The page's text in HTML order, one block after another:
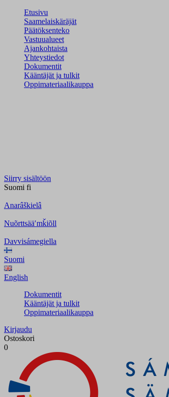
Etusivu
Saamelaiskäräjät
Päätöksenteko
Vastuualueet
Ajankohtaista
Yhteystiedot
Dokumentit
Kääntäjät ja tulkit
Oppimateriaalikauppa
Siirry sisältöön
Suomi fi
Anarâškielâ
Nuõrttsääʹmǩiõll
Davvisámegiella
Suomi
English
Dokumentit
Kääntäjät ja tulkit
Oppimateriaalikauppa
Kirjaudu
Ostoskori
0